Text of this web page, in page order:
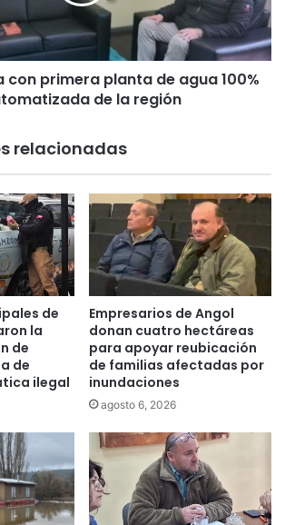
con primera planta de agua 100%
de la región
relacionadas
de
la
de
de
ilegal
Empresarios de Angol
donan cuatro hectáreas
para apoyar reubicación
de familias afectadas por
inundaciones
agosto 6, 2026